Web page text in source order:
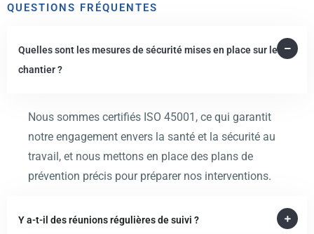
QUESTIONS FRÉQUENTES
Quelles sont les mesures de sécurité mises en place sur le
chantier ?
Nous sommes certifiés ISO 45001, ce qui garantit
notre engagement envers la santé et la sécurité au
travail, et nous mettons en place des plans de
prévention précis pour préparer nos interventions.
Y a-t-il des réunions régulières de suivi ?